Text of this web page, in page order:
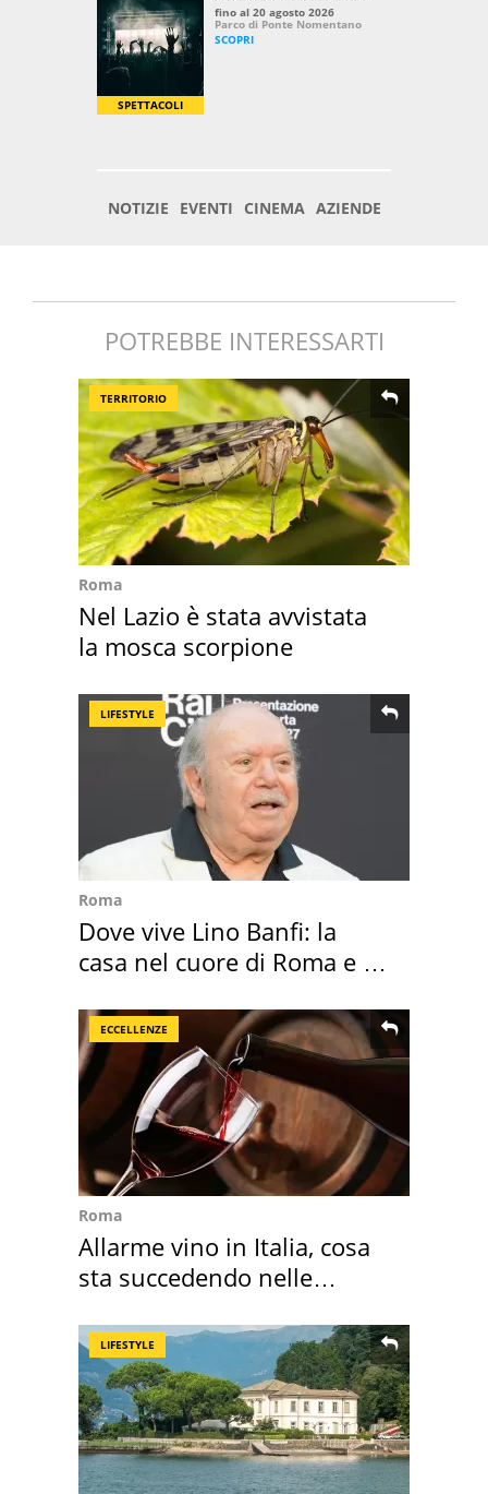
POTREBBE INTERESSARTI
TERRITORIO
Roma
Nel Lazio è stata avvistata
la mosca scorpione
LIFESTYLE
Roma
Dove vive Lino Banfi: la
casa nel cuore di Roma e i
ECCELLENZE
Roma
Allarme vino in Italia, cosa
sta succedendo nelle
LIFESTYLE